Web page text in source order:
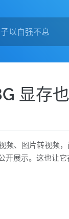
显存也
、图片转视频，
展示。这也让